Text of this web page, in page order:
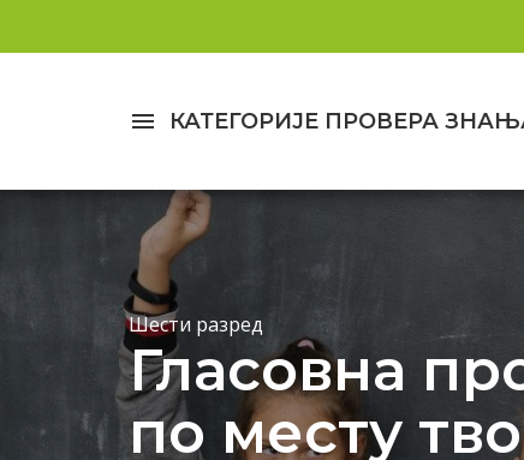
menu КАТЕГОРИЈЕ ПРОВЕРА
Шести разред
Гласовна
по месту